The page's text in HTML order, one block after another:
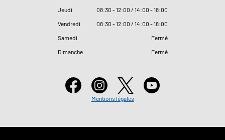
Jeudi
08:30 - 12:00 / 14:00 - 18:00
Vendredi
08:30 - 12:00 / 14:00 - 18:00
Samedi
Fermé
Dimanche
Fermé
Mentions légales